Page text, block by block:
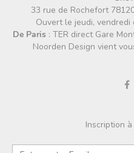
33 rue de Rochefort
Ouvert le jeudi, vendredi
De Paris : TER direct Gare
Noorden Design vient
Inscription